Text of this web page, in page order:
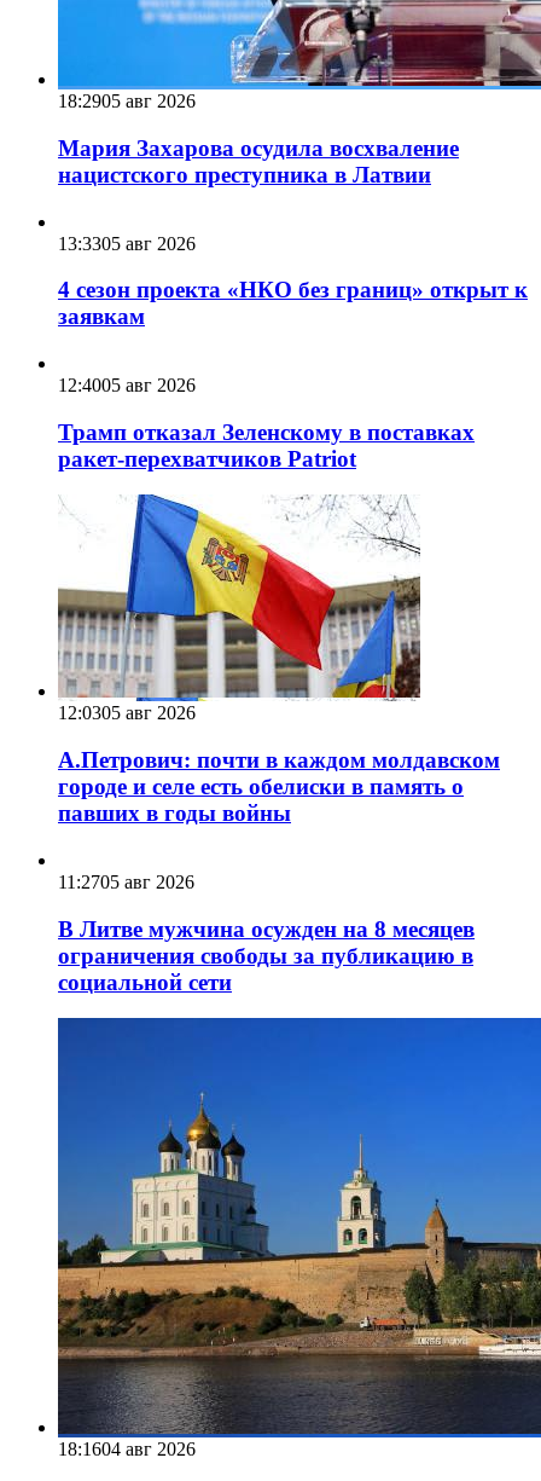
18:2905 авг 2026
Мария Захарова осудила восхваление
нацистского преступника в Латвии
13:3305 авг 2026
4 сезон проекта «НКО без границ» открыт к
заявкам
12:4005 авг 2026
Трамп отказал Зеленскому в поставках
ракет-перехватчиков Patriot
12:0305 авг 2026
А.Петрович: почти в каждом молдавском
городе и селе есть обелиски в память о
павших в годы войны
11:2705 авг 2026
В Литве мужчина осужден на 8 месяцев
ограничения свободы за публикацию в
социальной сети
18:1604 авг 2026